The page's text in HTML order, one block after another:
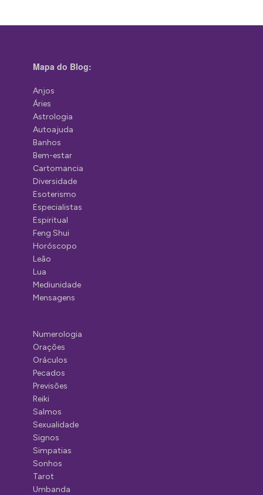
Mapa do Blog:
Anjos
Áries
Astrologia
Autoajuda
Banhos
Bem-estar
Cartomancia
Diversidade
Esoterismo
Especialistas
Espiritual
Feng Shui
Horóscopo
Leão
Lua
Mediunidade
Mensagens
Numerologia
Orações
Oráculos
Pecados
Previsões
Reiki
Salmos
Sexualidade
Signos
Simpatias
Sonhos
Tarot
Umbanda